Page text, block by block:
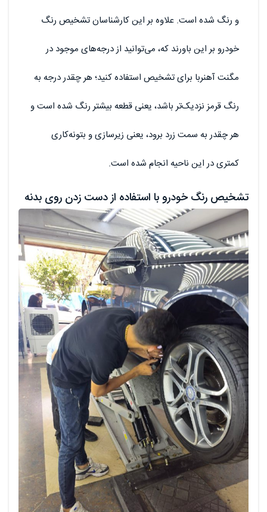
و رنگ شده است. علاوه بر این کارشناسان تشخیص رنگ
خودرو بر این باورند که، می‌توانید از درجه‌های موجود در
مگنت آهنربا برای تشخیص استفاده کنید؛ هر چقدر درجه به
رنگ قرمز نزدیک‌تر باشد، یعنی قطعه بیشتر رنگ شده است و
هر چقدر به سمت زرد برود، یعنی زیرسازی و بتونه‌کاری
کمتری در این ناحیه انجام شده است.
تشخیص رنگ خودرو با استفاده از دست زدن روی بدنه